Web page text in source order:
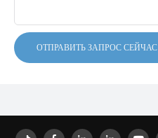
ОТПРАВИТЬ ЗАПРОС СЕЙЧАС